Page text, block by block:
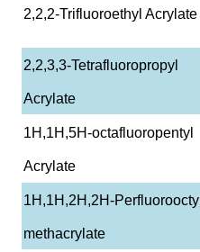
2,2,2-Trifluoroethyl Acrylate
2,2,3,3-Tetrafluoropropyl
Acrylate
1H,1H,5H-octafluoropentyl
Acrylate
1H,1H,2H,2H-Perfluorooctyl
methacrylate